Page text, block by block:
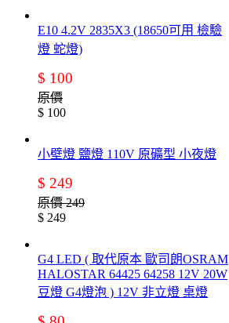
E10 4.2V 2835X3 (18650可用 檢驗
燈 蛇燈)
$ 100
原價
$ 100
小壁燈 鹽燈 110V 原礦型 小夜燈
$ 249
原價 249
$ 249
G4 LED ( 取代原本 歐司朗OSRAM
HALOSTAR 64425 64258 12V 20W
豆燈 G4燈泡 ) 12V 非立燈 桌燈